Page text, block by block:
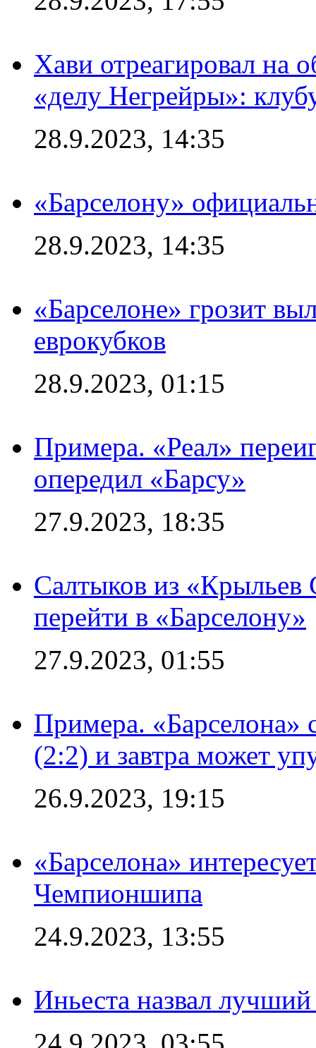
Хави отреагировал на
«делу Негрейры»:
28.9.2023, 14:35
«Барселону»
28.9.2023, 14:35
«Барселоне» грозит
еврокубков
28.9.2023, 01:15
Примера. «Реал»
опередил «Барсу»
27.9.2023, 18:35
Салтыков из «Крыльев
перейти в «Барселону»
27.9.2023, 01:55
Примера. «Барселона»
(2:2) и завтра может
26.9.2023, 19:15
«Барселона»
Чемпионшипа
24.9.2023, 13:55
Иньеста назвал